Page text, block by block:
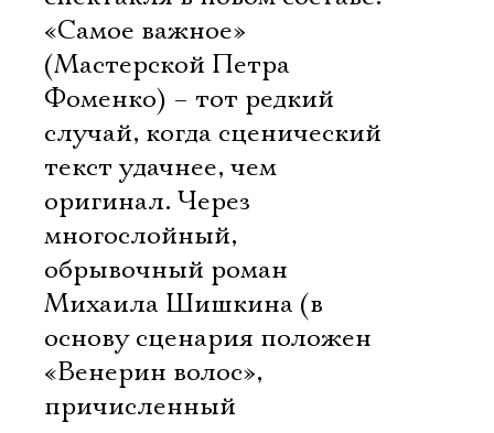
«Самое важное»
(Мастерской Петра
Фоменко) – тот редкий
случай, когда сценический
текст удачнее, чем
оригинал. Через
многослойный,
обрывочный роман
Михаила Шишкина (в
основу сценария положен
«Венерин волос»,
причисленный